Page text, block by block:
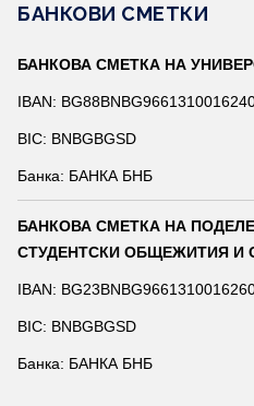
БАНКОВИ СМЕТКИ
БАНКОВА СМЕТКА НА
IBAN:
BIC: BNBGBGSD
Банка: БАНКА БНБ
БАНКОВА СМЕТКА НА
СТУДЕНТСКИ ОБЩЕЖИТИЯ И
IBAN:
BIC: BNBGBGSD
Банка: БАНКА БНБ